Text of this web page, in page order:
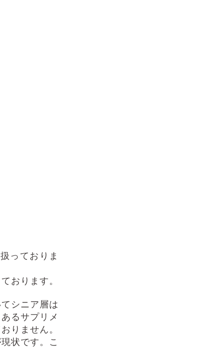
っておりま
おります。
シニア層は
るサプリメ
りません。
状です。こ